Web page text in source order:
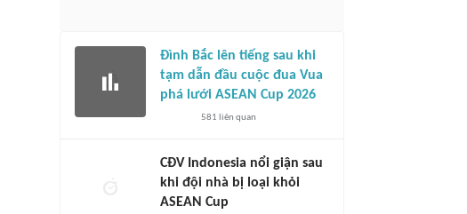
Đình Bắc lên tiếng sau khi
tạm dẫn đầu cuộc đua Vua
phá lưới ASEAN Cup 2026
581 liên quan
CĐV Indonesia nổi giận sau
khi đội nhà bị loại khỏi
ASEAN Cup